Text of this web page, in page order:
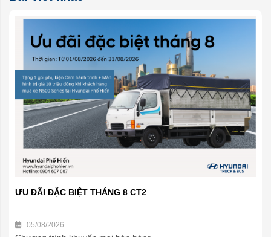
ƯU ĐÃI ĐẶC BIỆT THÁNG 8 CT2
05/08/2026